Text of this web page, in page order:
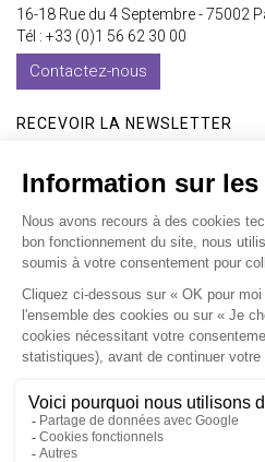
16-18 Rue du 4 Septembre - 75002
Tél : +33 (0)1 56 62 30 00
Contactez-nous
RECEVOIR LA NEWSLETTER
Accueil Expertises Les formations International